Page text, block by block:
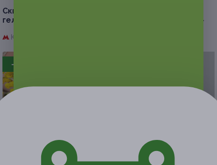
Скидка до 32%.
гель-лаком и снятием в салоне красоты «Прядь»
Комсомольская,
- 30%